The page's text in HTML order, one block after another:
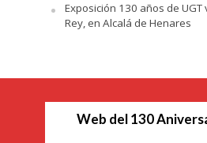
Exposición 130 años de
Rey, en Alcalá de Henares
Web del 130